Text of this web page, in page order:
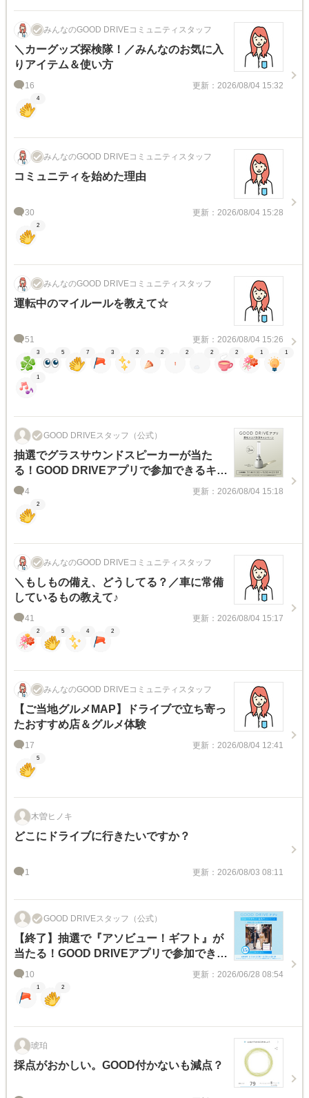
みんなのGOOD DRIVEコミュニティスタッフ
＼カーグッズ探検隊！／みんなのお気に入
りアイテム＆使い方
16 更新：2026/08/04 15:32
4
みんなのGOOD DRIVEコミュニティスタッフ
コミュニティを始めた理由
30 更新：2026/08/04 15:28
2
みんなのGOOD DRIVEコミュニティスタッフ
運転中のマイルールを教えて☆
51 更新：2026/08/04 15:26
3 5 7 3 2 2 2 2 2 1 1
1
GOOD DRIVEスタッフ（公式）
抽選でグラスサウンドスピーカーが当た
る！GOOD DRIVEアプリで参加できるキャ
ンペーンのお知らせ
4 更新：2026/08/04 15:18
2
みんなのGOOD DRIVEコミュニティスタッフ
＼もしもの備え、どうしてる？／車に常備
しているもの教えて♪
41 更新：2026/08/04 15:17
2 5 4 2
みんなのGOOD DRIVEコミュニティスタッフ
【ご当地グルメMAP】ドライブで立ち寄っ
たおすすめ店＆グルメ体験
17 更新：2026/08/04 12:41
5
木曽ヒノキ
どこにドライブに行きたいですか？
1 更新：2026/08/03 08:11
GOOD DRIVEスタッフ（公式）
【終了】抽選で『アソビュー！ギフト』が
当たる！GOOD DRIVEアプリで参加できる
キャンペーンのお知らせ
10 更新：2026/06/28 08:54
1 2
琥珀
採点がおかしい。GOOD付かないも減点？